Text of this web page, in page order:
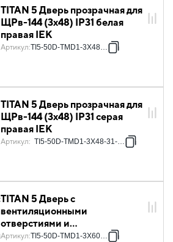
TITAN 5 Дверь прозрачная для
ЩРв-144 (3х48) IP31 белая
правая IEK
Артикул:TI5-50D-TMD1-3X48-31
TITAN 5 Дверь прозрачная для
ЩРв-144 (3х48) IP31 серая
правая IEK
Артикул: TI5-50D-TMD1-3X48-31-7035
TITAN 5 Дверь с
вентиляционными
отверстиями и
радиопрозрачной вставкой
Артикул:TI5-50D-TMD1-3X60-30